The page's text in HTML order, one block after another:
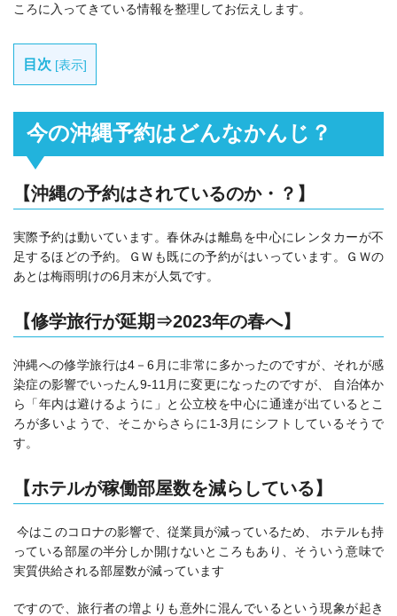
ころに入ってきている情報を整理してお伝えします。
目次 [表示]
今の沖縄予約はどんなかんじ？
【沖縄の予約はされているのか・？】
実際予約は動いています。春休みは離島を中心にレンタカーが不
足するほどの予約。ＧＷも既にの予約がはいっています。ＧＷの
あとは梅雨明けの6月末が人気です。
【修学旅行が延期⇒2023年の春へ】
沖縄への修学旅行は4－6月に非常に多かったのですが、それが感
染症の影響でいったん9-11月に変更になったのですが、 自治体か
ら「年内は避けるように」と公立校を中心に通達が出ているとこ
ろが多いようで、そこからさらに1-3月にシフトしているそうで
す。
【ホテルが稼働部屋数を減らしている】
今はこのコロナの影響で、従業員が減っているため、 ホテルも持
っている部屋の半分しか開けないところもあり、そういう意味で
実質供給される部屋数が減っています
ですので、旅行者の増よりも意外に混んでいるという現象が起き